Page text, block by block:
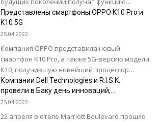
спутникового соединения. Функция будет
предназначаться для связи с экстренными
службами...
Представлены смартфоны OPPO K10 Pro и
K10 5G
25.04.2022
Компания OPPO представила новый
смартфон K10 Pro, а также 5G-версию модели
K10, получившую новейший процессор
MediaTek и поддержку более мощного блока
питания, чем у...
Компании Dell Technologies и R.I.S.K.
провели в Баку день инноваций,
посвященный последним решениям
25.04.2022
22 апреля в отеле Marriott Boulevard прошло